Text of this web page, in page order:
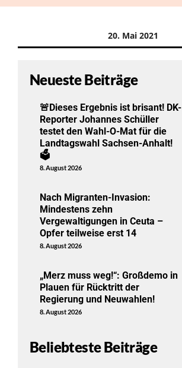
20. Mai 2021
Neueste Beiträge
🚨Dieses Ergebnis ist brisant! DK-
Reporter Johannes Schüller
testet den Wahl-O-Mat für die
Landtagswahl Sachsen-Anhalt!
🗳️
8. August 2026
Nach Migranten-Invasion:
Mindestens zehn
Vergewaltigungen in Ceuta –
Opfer teilweise erst 14
8. August 2026
„Merz muss weg!“: Großdemo in
Plauen für Rücktritt der
Regierung und Neuwahlen!
8. August 2026
Beliebteste Beiträge